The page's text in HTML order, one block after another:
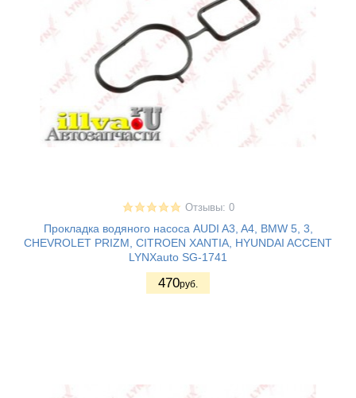
Отзывы: 0
Прокладка водяного насоса AUDI A3, A4, BMW 5, 3,
CHEVROLET PRIZM, CITROEN XANTIA, HYUNDAI ACCENT
LYNXauto SG-1741
470руб.